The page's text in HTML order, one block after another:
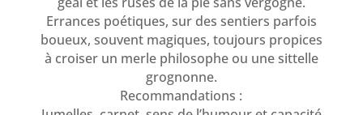
Errances poétiques, sur des sentiers parfois
boueux, souvent magiques, toujours propices
à croiser un merle philosophe ou une sittelle
grognonne.
Recommandations :